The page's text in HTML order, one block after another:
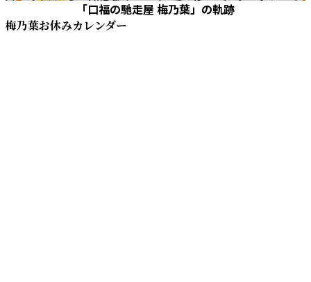
「口福の馳走屋 梅乃葉」の軌跡
梅乃葉お休みカレンダー